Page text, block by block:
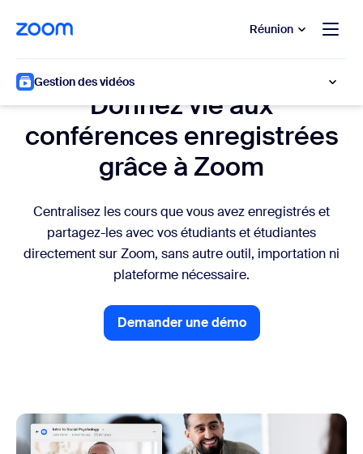
contenu principal
au chat d’aide Réunion
Gestion des vidéos
Personnel universitaire
Donnez vie aux
conférences enregistrées
grâce à Zoom
Centralisez les cours que vous avez enregistrés et
partagez-les avec vos étudiants et étudiantes
directement sur Zoom, sans autre outil, importation ni
plateforme nécessaire.
Demander une démo
Demander une démo